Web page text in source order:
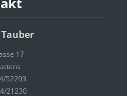
17
52203
21230